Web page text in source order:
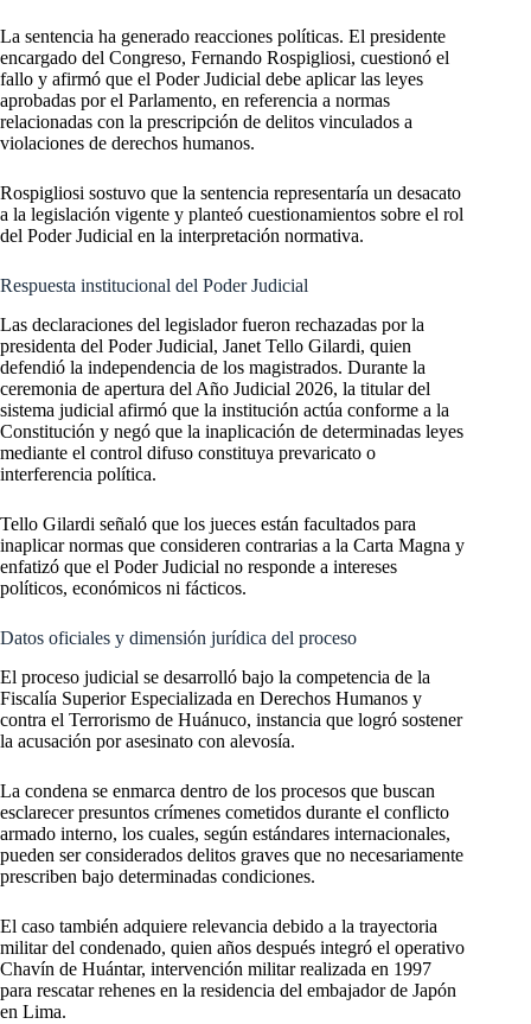
La sentencia ha generado reacciones políticas. El presidente
encargado del Congreso, Fernando Rospigliosi, cuestionó el
fallo y afirmó que el Poder Judicial debe aplicar las leyes
aprobadas por el Parlamento, en referencia a normas
relacionadas con la prescripción de delitos vinculados a
violaciones de derechos humanos.
Rospigliosi sostuvo que la sentencia representaría un desacato
a la legislación vigente y planteó cuestionamientos sobre el rol
del Poder Judicial en la interpretación normativa.
Respuesta institucional del Poder Judicial
Las declaraciones del legislador fueron rechazadas por la
presidenta del Poder Judicial, Janet Tello Gilardi, quien
defendió la independencia de los magistrados. Durante la
ceremonia de apertura del Año Judicial 2026, la titular del
sistema judicial afirmó que la institución actúa conforme a la
Constitución y negó que la inaplicación de determinadas leyes
mediante el control difuso constituya prevaricato o
interferencia política.
Tello Gilardi señaló que los jueces están facultados para
inaplicar normas que consideren contrarias a la Carta Magna y
enfatizó que el Poder Judicial no responde a intereses
políticos, económicos ni fácticos.
Datos oficiales y dimensión jurídica del proceso
El proceso judicial se desarrolló bajo la competencia de la
Fiscalía Superior Especializada en Derechos Humanos y
contra el Terrorismo de Huánuco, instancia que logró sostener
la acusación por asesinato con alevosía.
La condena se enmarca dentro de los procesos que buscan
esclarecer presuntos crímenes cometidos durante el conflicto
armado interno, los cuales, según estándares internacionales,
pueden ser considerados delitos graves que no necesariamente
prescriben bajo determinadas condiciones.
El caso también adquiere relevancia debido a la trayectoria
militar del condenado, quien años después integró el operativo
Chavín de Huántar, intervención militar realizada en 1997
para rescatar rehenes en la residencia del embajador de Japón
en Lima.